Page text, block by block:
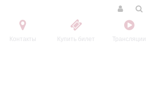
Контакты Купить билет Трансляции